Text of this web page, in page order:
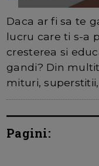
Daca ar fi sa te
lucru care ti s-a
cresterea si
gandi? Din
mituri, superstitii,
Pagini: